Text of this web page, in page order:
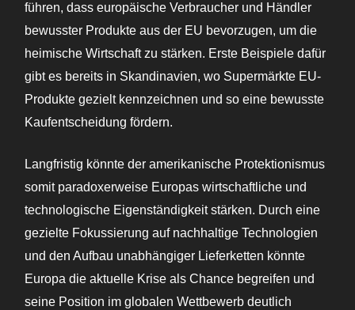
führen, dass europäische Verbraucher und Händler
bewusster Produkte aus der EU bevorzugen, um die
heimische Wirtschaft zu stärken. Erste Beispiele dafür
gibt es bereits in Skandinavien, wo Supermärkte EU-
Produkte gezielt kennzeichnen und so eine bewusste
Kaufentscheidung fördern.
Langfristig könnte der amerikanische Protektionismus
somit paradoxerweise Europas wirtschaftliche und
technologische Eigenständigkeit stärken. Durch eine
gezielte Fokussierung auf nachhaltige Technologien
und den Aufbau unabhängiger Lieferketten könnte
Europa die aktuelle Krise als Chance begreifen und
seine Position im globalen Wettbewerb deutlich